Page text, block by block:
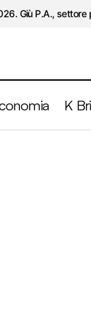
Giù P.A., settore
K